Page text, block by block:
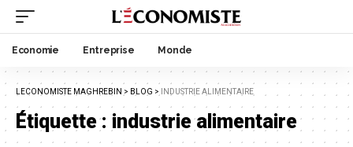
Economie Entreprise Monde
LECONOMISTE MAGHREBIN > BLOG > INDUSTRIE ALIMENTAIRE
Étiquette :industrie alimentaire